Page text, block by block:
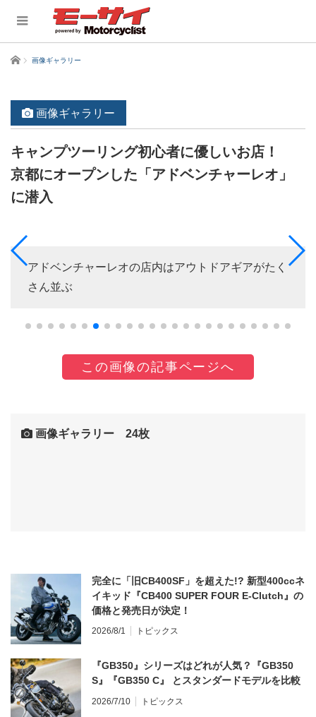
ホーム 画像ギャラリー
画像ギャラリー
キャンプツーリング初心者に優しいお店！
京都にオープンした「アドベンチャーレオ」
に潜入
アドベンチャーレオの店内はアウトドアギアがたく
さん並ぶ
この画像の記事ページへ
画像ギャラリー 24枚
完全に「旧CB400SF」を超えた!? 新型400ccネ
イキッド『CB400 SUPER FOUR E-Clutch』の
価格と発売日が決定！
2026/8/1 トピックス
『GB350』シリーズはどれが人気？『GB350
S』『GB350 C』 とスタンダードモデルを比較
2026/7/10 トピックス